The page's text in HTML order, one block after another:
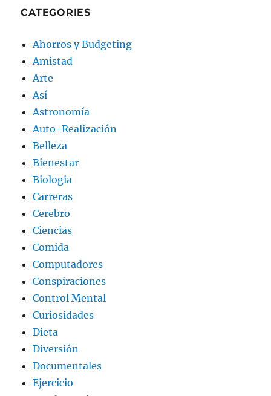
CATEGORIES
Ahorros y Budgeting
Amistad
Arte
Así
Astronomía
Auto-Realización
Belleza
Bienestar
Biologia
Carreras
Cerebro
Ciencias
Comida
Computadores
Conspiraciones
Control Mental
Curiosidades
Dieta
Diversión
Documentales
Ejercicio